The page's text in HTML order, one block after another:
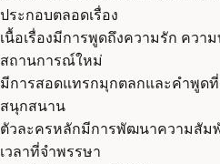
ประกอบตลอดเรื่อง
เนื้อเรื่องมีการพูดถึงความรัก ควา
สถานการณ์ใหม่
มีการสอดแทรกมุกตลกและคำพูดที่
สนุกสนาน
ตัวละครหลักมีการพัฒนาความสัม
เวลาที่จำพรรษา